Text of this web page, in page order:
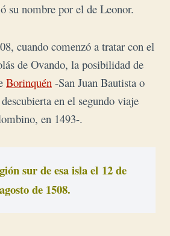
su nombre por el de Leonor.
cuando comenzó a tratar con el
de Ovando, la posibilidad de
Borinquén -San Juan Bautista o
en el segundo viaje
en 1493-.
sur de esa isla el 12 de
agosto de 1508.